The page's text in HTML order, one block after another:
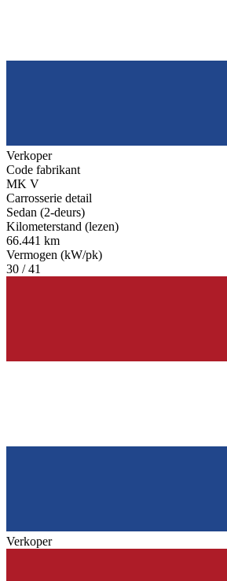
Verkoper
Code fabrikant
MK V
Carrosserie detail
Sedan (2-deurs)
Kilometerstand (lezen)
66.441 km
Vermogen (kW/pk)
30 / 41
Verkoper